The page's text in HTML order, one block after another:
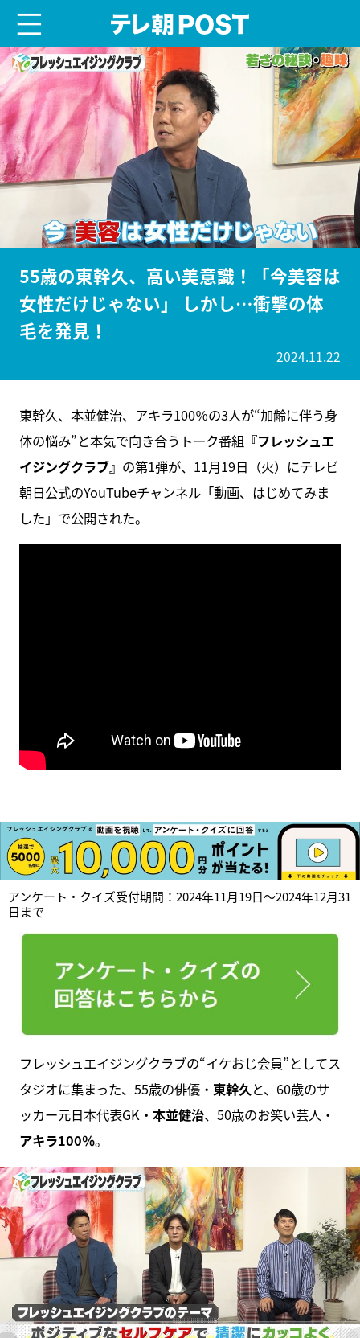
55歳の東幹久、高い美意識！「今美容は
女性だけじゃない」 しかし…衝撃の体
毛を発見！
2024.11.22
東幹久、本並健治、アキラ100％の3人が“加齢に伴う身
体の悩み”と本気で向き合うトーク番組 『フレッシュエ
イジングクラブ』 の第1弾が、11月19日（火）にテレビ
朝日公式のYouTubeチャンネル「動画、はじめてみま
した」で公開された。
アンケート・クイズ受付期間：2024年11月19日～2024年12月31
日まで
フレッシュエイジングクラブの“イケおじ会員”としてス
タジオに集まった、55歳の俳優・ 東幹久と、60歳のサ
ッカー元日本代表GK・ 本並健治、50歳のお笑い芸人・
アキラ100％。